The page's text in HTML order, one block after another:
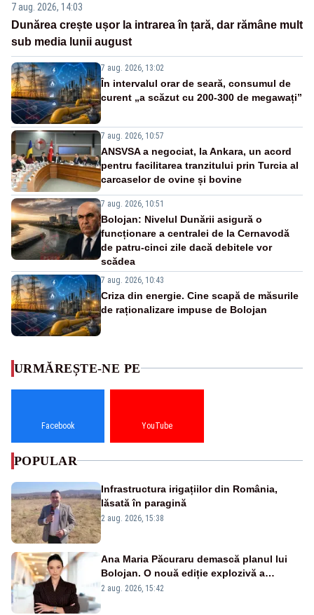
7 aug. 2026, 14:03
Dunărea crește ușor la intrarea în țară, dar rămâne mult
sub media lunii august
7 aug. 2026, 13:02
În intervalul orar de seară, consumul de
curent „a scăzut cu 200-300 de megawați”
7 aug. 2026, 10:57
ANSVSA a negociat, la Ankara, un acord
pentru facilitarea tranzitului prin Turcia al
carcaselor de ovine și bovine
7 aug. 2026, 10:51
Bolojan: Nivelul Dunării asigură o
funcționare a centralei de la Cernavodă
de patru-cinci zile dacă debitele vor
scădea
7 aug. 2026, 10:43
Criza din energie. Cine scapă de măsurile
de raționalizare impuse de Bolojan
URMĂREȘTE-NE PE
Facebook YouTube
POPULAR
Infrastructura irigațiilor din România,
lăsată în paragină
2 aug. 2026, 15:38
Ana Maria Păcuraru demască planul lui
Bolojan. O nouă ediție explozivă a
emisiunii „Miza Zilei” la Realitatea PLUS
2 aug. 2026, 15:42